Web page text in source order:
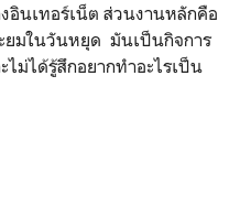
อินเทอร์เน็ต ส่วนงานหลักคือ
ยมในวันหยุด มันเป็นกิจการ
ม่ได้รู้สึกอยากทำอะไรเป็น